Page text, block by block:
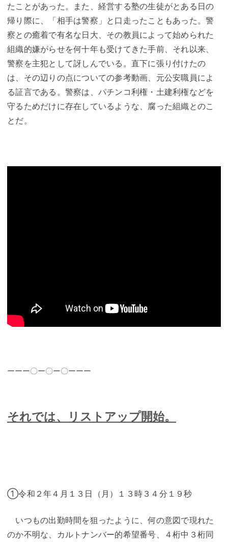
たことがあった。また、経営する塾の生徒がとある日の
帰り際に、「相手は警察」と口走ったこともあった。警
察との癒着で有名な日大、その教員によって始められた
組織的嫌がらせを何十年も受けてきた手前、それ以来、
警察を主犯として訝しんでいる。直下に張り付けたの
は、その辺りの点についての参考動画、元公安職員によ
る証言である。警察は、パチンコ利権・土建利権などを
守るためだけに存在しているような、腐った組織とのこ
とだ。
ーーー〇ー〇ー〇ーーー
それでは、リストアップ開始。
①令和２年４月１３日（月）１３時３４分１９秒
いつもの出勤時間を狙ったように、何の意図で現れた
のか不明な、カルトナンバー的希望番号、４桁中３桁同